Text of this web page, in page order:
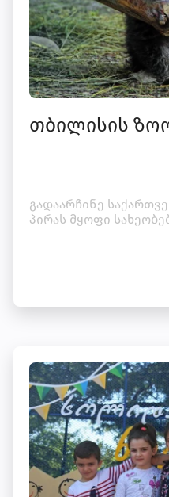
თბილისის
გადაარჩინე
პირას მყოფი